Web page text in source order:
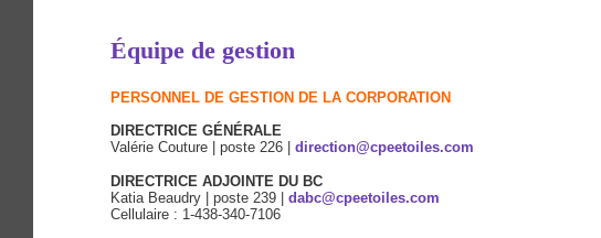
Équipe de gestion
PERSONNEL DE GESTION DE LA CORPORATION
DIRECTRICE GÉNÉRALE
Valérie Couture | poste 226 | direction@cpeetoiles.com
DIRECTRICE ADJOINTE DU BC
Katia Beaudry | poste 239 | dabc@cpeetoiles.com
Cellulaire : 1-438-340-7106